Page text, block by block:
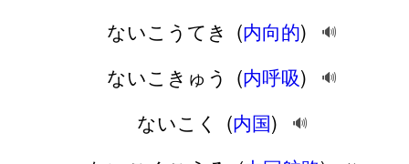
ないこうてき (内向的) 🔊
ないこきゅう (内呼吸) 🔊
ないこく (内国) 🔊